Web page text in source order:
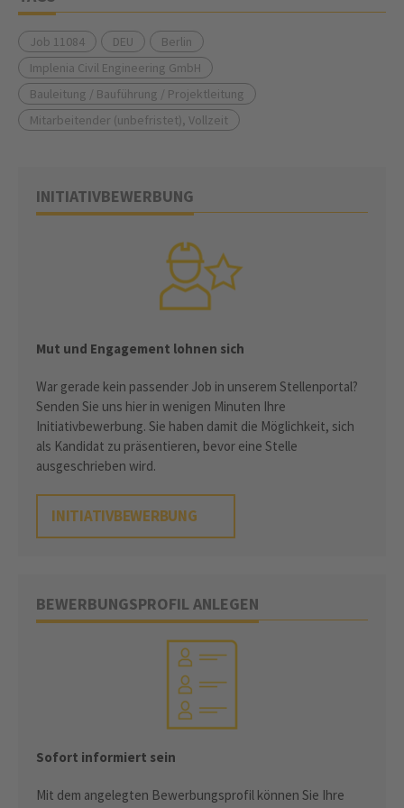
Job 11084 DEU
Berlin
Implenia Civil Engineering GmbH
Bauleitung / Bauführung / Projektleitung
Mitarbeitender (unbefristet), Vollzeit
INITIATIVBEWERBUNG
Mut und Engagement lohnen sich
War gerade kein passender Job in unserem Stellenportal?
Senden Sie uns hier in wenigen Minuten Ihre
Initiativbewerbung. Sie haben damit die Möglichkeit, sich
als Kandidat zu präsentieren, bevor eine Stelle
ausgeschrieben wird.
INITIATIVBEWERBUNG
BEWERBUNGSPROFIL ANLEGEN
Sofort informiert sein
Mit dem angelegten Bewerbungsprofil können Sie Ihre